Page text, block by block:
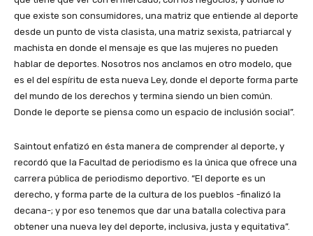
que existe son consumidores, una matriz que entiende al deporte
desde un punto de vista clasista, una matriz sexista, patriarcal y
machista en donde el mensaje es que las mujeres no pueden
hablar de deportes. Nosotros nos anclamos en otro modelo, que
es el del espíritu de esta nueva Ley, donde el deporte forma parte
del mundo de los derechos y termina siendo un bien común.
Donde le deporte se piensa como un espacio de inclusión social”.
Saintout enfatizó en ésta manera de comprender al deporte, y
recordó que la Facultad de periodismo es la única que ofrece una
carrera pública de periodismo deportivo. “El deporte es un
derecho, y forma parte de la cultura de los pueblos -finalizó la
decana-; y por eso tenemos que dar una batalla colectiva para
obtener una nueva ley del deporte, inclusiva, justa y equitativa”.